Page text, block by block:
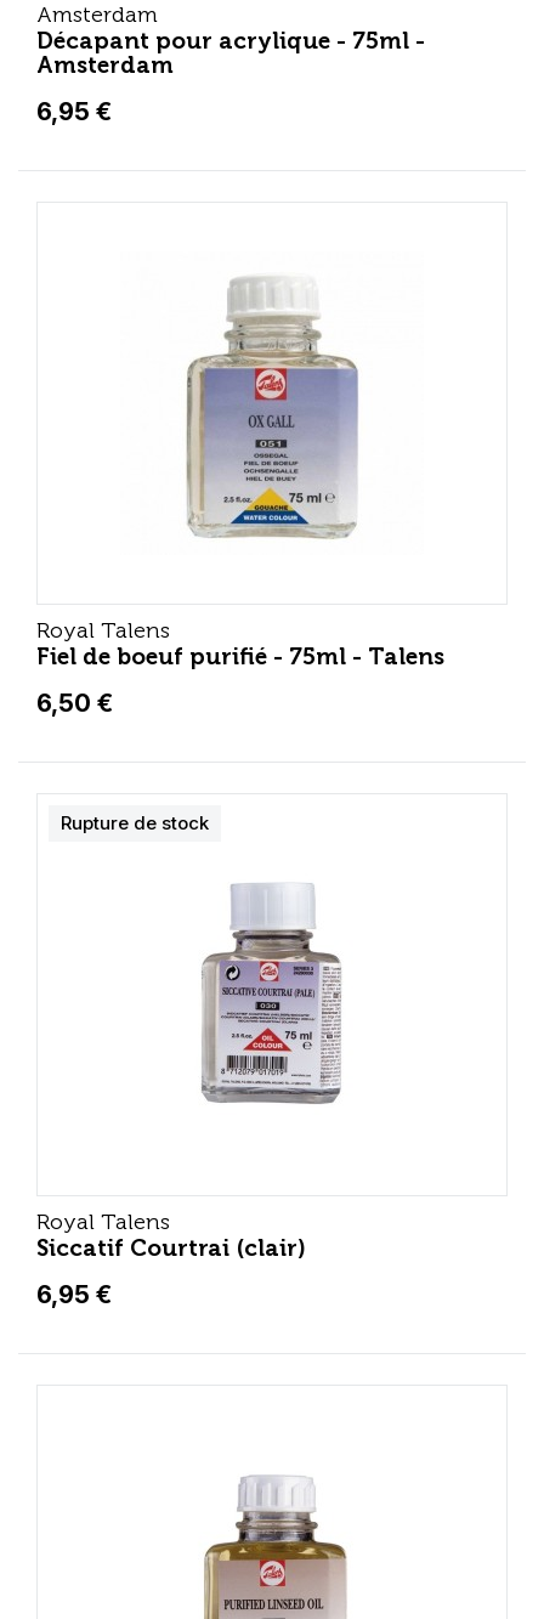
Amsterdam
Décapant pour acrylique - 75ml -
Amsterdam
6,95 €
Royal Talens
Fiel de boeuf purifié - 75ml - Talens
6,50 €
Royal Talens
Siccatif Courtrai (clair)
6,95 €
Rupture de stock